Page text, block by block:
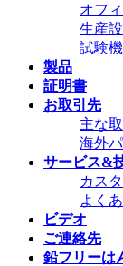
オフ
生産
試験機
製品
証明書
お取引先
主な
海外
サービス&
カス
よく
ビデオ
ご連絡先
鉛フリーは